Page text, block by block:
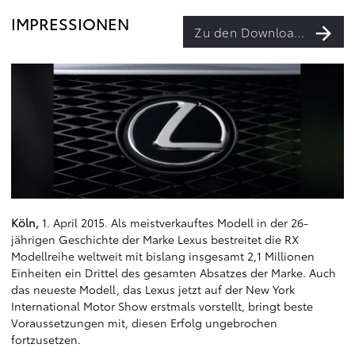
IMPRESSIONEN Zu den Downloads
Köln, 1. April 2015. Als meistverkauftes Modell in der 26-
jährigen Geschichte der Marke Lexus bestreitet die RX
Modellreihe weltweit mit bislang insgesamt 2,1 Millionen
Einheiten ein Drittel des gesamten Absatzes der Marke. Auch
das neueste Modell, das Lexus jetzt auf der New York
International Motor Show erstmals vorstellt, bringt beste
Voraussetzungen mit, diesen Erfolg ungebrochen
fortzusetzen.